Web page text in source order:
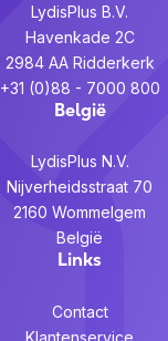
LydisPlus B.V.
Havenkade 2C
2984 AA Ridderkerk
+31 (0)88 - 7000 800
België
LydisPlus N.V.
Nijverheidsstraat 70
2160 Wommelgem
België
Links
Contact
Klantenservice